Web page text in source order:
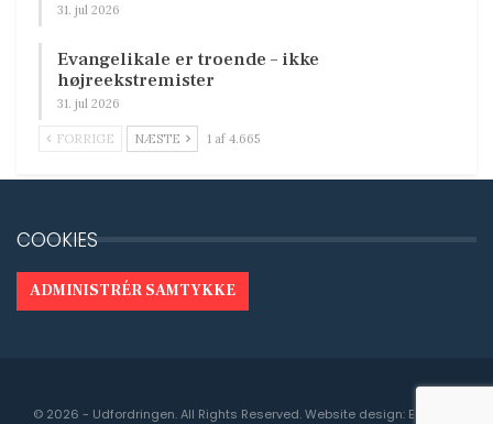
31. jul 2026
Evangelikale er troende – ikke
højreekstremister
31. jul 2026
FORRIGE NÆSTE 1 af 4.665
COOKIES
ADMINISTRÉR SAMTYKKE
© 2026 - Udfordringen. All Rights Reserved.Website design: Engedal